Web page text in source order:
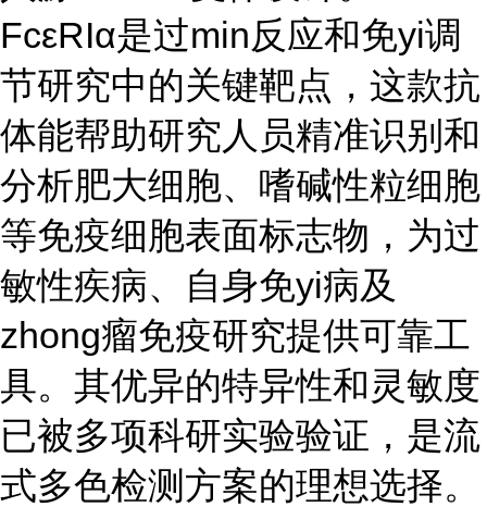
FcεRIα是过min反应和免yi调
节研究中的关键靶点，这款抗
体能帮助研究人员精准识别和
分析肥大细胞、嗜碱性粒细胞
等免疫细胞表面标志物，为过
敏性疾病、自身免yi病及
zhong瘤免疫研究提供可靠工
具。其优异的特异性和灵敏度
已被多项科研实验验证，是流
式多色检测方案的理想选择。